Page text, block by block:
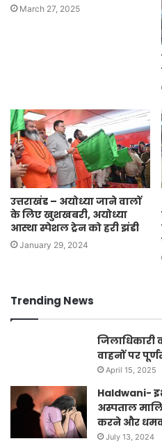
March 27, 2025
उत्तराखंड – अयोध्या जाने वालों
के लिए खुशखबरी, अयोध्या
आस्था स्पेशल ट्रेन को हरी झंडी
January 29, 2024
Trending News
वाहनों पर
April 15, 2025
Haldwani-
अस्पताल
करने और
July 13, 2024